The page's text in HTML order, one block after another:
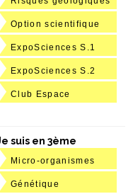
Option scientifique
ExpoSciences S.1
ExpoSciences S.2
Club Espace
suis en 3ème
Micro-organismes
Génétique